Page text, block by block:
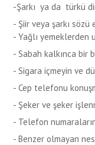
-Şarkı ya da türkü
- Şiir veya şarkı sözü
- Yağlı yemeklerden
- Sabah kalkınca bir
- Sigara içmeyin ve
- Cep telefonu
- Şeker ve şeker
- Telefon
- Benzer olmayan